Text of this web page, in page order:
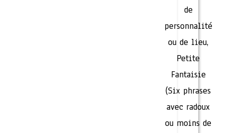
de
personnalité
ou de lieu,
Petite
Fantaisie
(Six phrases
avec radoux
ou moins de